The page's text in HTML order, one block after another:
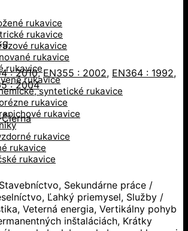
rukavice
rukavice
rukavice
rukavice
rukavice
rukavice
syntetické rukavice
rukavice
rukavice
rukavice
rukavice
rukavice
: 2010,EN355 : 2002, EN364 : 1992,
: 2004
Sekundárne práce /
Ľahký priemysel, Služby /
Veterná energia, Vertikálny pohyb
inštaláciách, Krátky